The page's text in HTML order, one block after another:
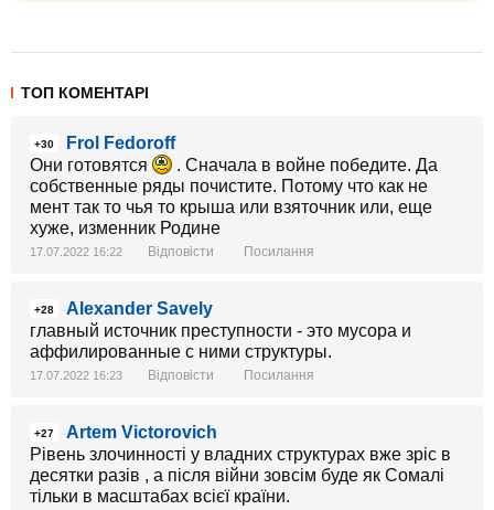
ТОП КОМЕНТАРІ
+30
Frol Fedoroff
Они готовятся
. Сначала в войне победите. Да
собственные ряды почистите. Потому что как не
мент так то чья то крыша или взяточник или, еще
хуже, изменник Родине
17.07.2022 16:22 Відповісти Посилання
+28
Alexander Savely
главный источник преступности - это мусора и
аффилированные с ними структуры.
17.07.2022 16:23 Відповісти Посилання
+27
Artem Victorovich
Рівень злочинності у владних структурах вже зріс в
десятки разів , а після війни зовсім буде як Сомалі
тільки в масштабах всієї країни.